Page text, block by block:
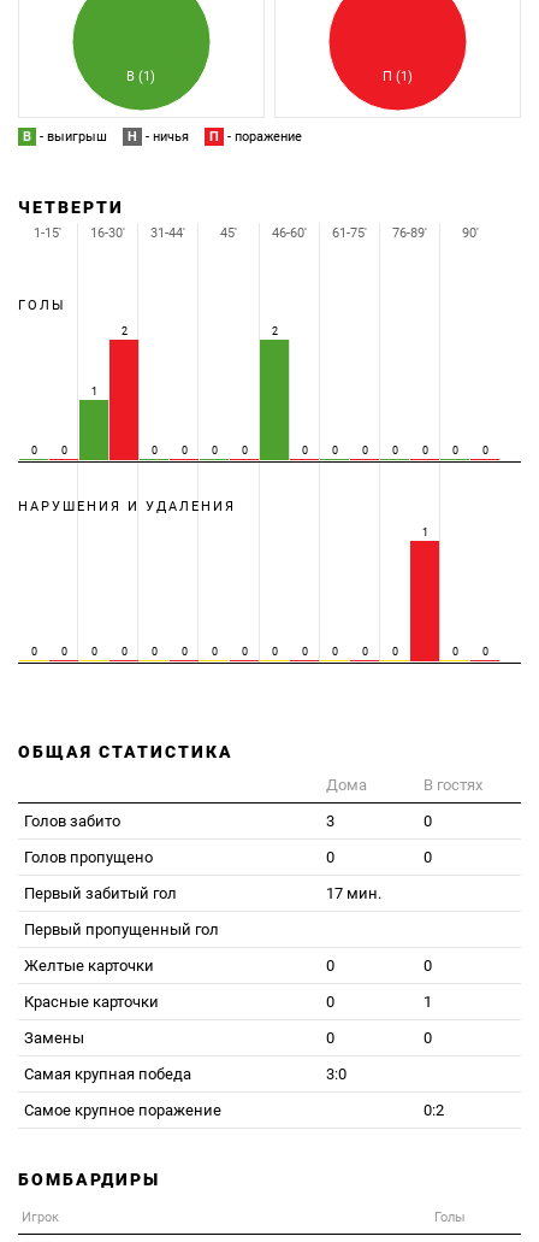
В (1) П (1)
В - выигрыш Н - ничья П - поражение
ЧЕТВЕРТИ
ГОЛЫ
0 0
1
2
0 0 0 0
2
0 0 0 0 0 0 0
НАРУШЕНИЯ И УДАЛЕНИЯ
0 0 0 0 0 0 0 0 0 0 0 0 0
1
0 0
1-15' 16-30' 31-44' 45' 46-60' 61-75' 76-89' 90'
ОБЩАЯ СТАТИСТИКА
Дома
В гостях
Голов забито
3
0
Голов пропущено
0
0
Первый забитый гол
17 мин.
Первый пропущенный гол
Желтые карточки
0
0
Красные карточки
0
1
Замены
0
0
Самая крупная победа
3:0
Самое крупное поражение
0:2
БОМБАРДИРЫ
Игрок Голы